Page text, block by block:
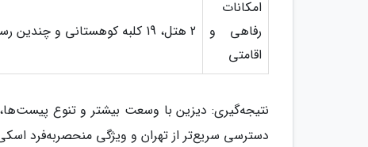
امکانات
رفاهی و
اقامتی
2 هتل، 19 کلبه کوهستانی و چندین رستوران.
نتیجه‌گیری: دیزین با وسعت بیشتر و تنوع
دسترسی سریع‌تر از تهران و ویژگی منحصربه‌فرد